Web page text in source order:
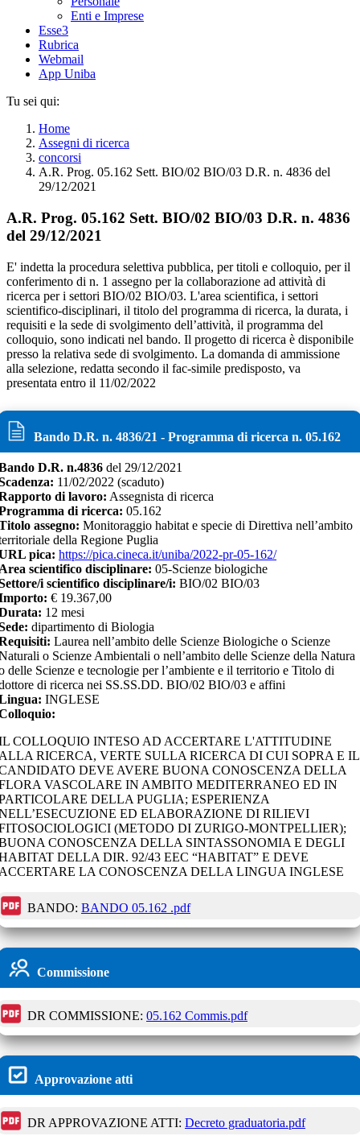
Enti e Imprese
Esse3
Rubrica
Webmail
App Uniba
Tu sei qui:
Home
Assegni di ricerca
concorsi
A.R. Prog. 05.162 Sett. BIO/02 BIO/03 D.R. n. 4836 del
29/12/2021
A.R. Prog. 05.162 Sett. BIO/02 BIO/03 D.R. n. 4836
del 29/12/2021
E' indetta la procedura selettiva pubblica, per titoli e colloquio, per il
conferimento di n. 1 assegno per la collaborazione ad attività di
ricerca per i settori BIO/02 BIO/03. L'area scientifica, i settori
scientifico-disciplinari, il titolo del programma di ricerca, la durata, i
requisiti e la sede di svolgimento dell’attività, il programma del
colloquio, sono indicati nel bando. Il progetto di ricerca è disponibile
presso la relativa sede di svolgimento. La domanda di ammissione
alla selezione, redatta secondo il fac-simile predisposto, va
presentata entro il 11/02/2022
Bando D.R. n. 4836/21 - Programma di ricerca n. 05.162
D.R. n.4836 del 29/12/2021
11/02/2022 (scaduto)
di lavoro: Assegnista di ricerca
di ricerca: 05.162
assegno: Monitoraggio habitat e specie di Direttiva nell’ambito
della Regione Puglia
pica: https://pica.cineca.it/uniba/2022-pr-05-162/
scientifico disciplinare: 05-Scienze biologiche
i scientifico disciplinare/i: BIO/02 BIO/03
€ 19.367,00
12 mesi
dipartimento di Biologia
Laurea nell’ambito delle Scienze Biologiche o Scienze
o Scienze Ambientali o nell’ambito delle Scienze della Natura
delle Scienze e tecnologie per l’ambiente e il territorio e Titolo di
di ricerca nei SS.SS.DD. BIO/02 BIO/03 e affini
INGLESE
COLLOQUIO INTESO AD ACCERTARE L'ATTITUDINE
RICERCA, VERTE SULLA RICERCA DI CUI SOPRA E IL
DEVE AVERE BUONA CONOSCENZA DELLA
VASCOLARE IN AMBITO MEDITERRANEO ED IN
DELLA PUGLIA; ESPERIENZA
ED ELABORAZIONE DI RILIEVI
(METODO DI ZURIGO-MONTPELLIER);
CONOSCENZA DELLA SINTASSONOMIA E DEGLI
DELLA DIR. 92/43 EEC “HABITAT” E DEVE
LA CONOSCENZA DELLA LINGUA INGLESE
BANDO: BANDO 05.162 .pdf
Commissione
DR COMMISSIONE: 05.162 Commis.pdf
Approvazione atti
DR APPROVAZIONE ATTI: Decreto graduatoria.pdf